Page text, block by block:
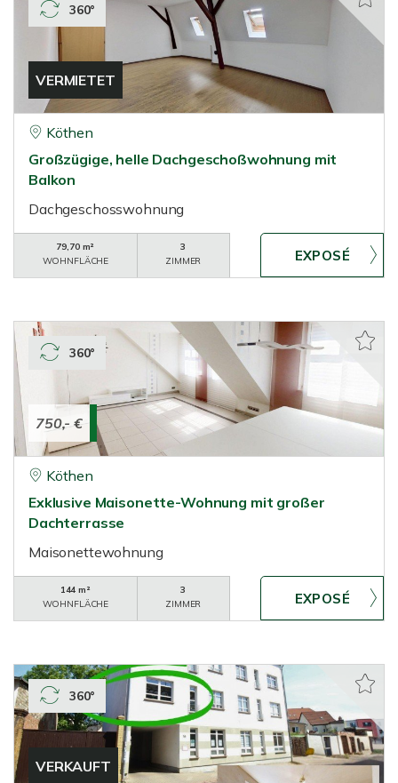
VERMIETET
360°
Köthen
Großzügige, helle Dachgeschoßwohnung mit
Balkon
Dachgeschosswohnung
79,70 m²
WOHNFLÄCHE
3
ZIMMER
750,- €
360°
Köthen
Exklusive Maisonette-Wohnung mit großer
Dachterrasse
Maisonettewohnung
144 m²
WOHNFLÄCHE
3
ZIMMER
VERKAUFT
360°